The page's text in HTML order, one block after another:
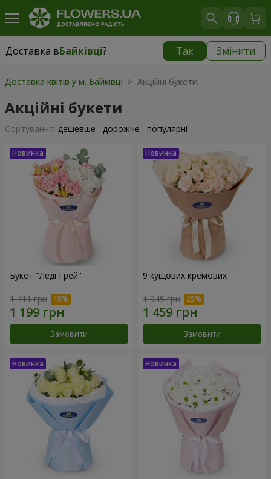
Доставка вБайківці? Так Змінити
Доставка вБайківці|
Доставка квітів у м. Байківці > Акційні букети
Акційні букети
Сортування: дешевше дорожче популярні
Букет "Леді Грей"
1 411 грн
Замовити
9 кущових кремових
1 945 грн
Замовити